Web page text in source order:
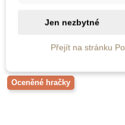
Oceněné hračky
Jen nezbytné
Přejít na stránku